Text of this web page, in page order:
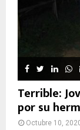
Terrible:
por su
Octubre 10,